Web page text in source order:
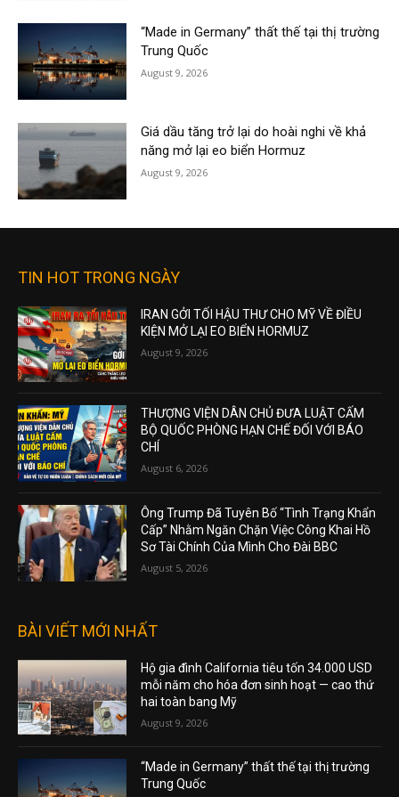
“Made in Germany” thất thế tại thị trường
Trung Quốc
August 9, 2026
Giá dầu tăng trở lại do hoài nghi về khả
năng mở lại eo biển Hormuz
August 9, 2026
TIN HOT TRONG NGÀY
IRAN GỞI TỐI HẬU THƯ CHO MỸ VỀ ĐIỀU
KIỆN MỞ LẠI EO BIỂN HORMUZ
August 9, 2026
THƯỢNG VIỆN DÂN CHỦ ĐƯA LUẬT CẤM
BỘ QUỐC PHÒNG HẠN CHẾ ĐỐI VỚI BÁO
CHÍ
August 6, 2026
Ông Trump Đã Tuyên Bố “Tình Trạng Khẩn
Cấp” Nhằm Ngăn Chặn Việc Công Khai Hồ
Sơ Tài Chính Của Mình Cho Đài BBC
August 5, 2026
BÀI VIẾT MỚI NHẤT
Hộ gia đình California tiêu tốn 34.000 USD
mỗi năm cho hóa đơn sinh hoạt — cao thứ
hai toàn bang Mỹ
August 9, 2026
“Made in Germany” thất thế tại thị trường
Trung Quốc